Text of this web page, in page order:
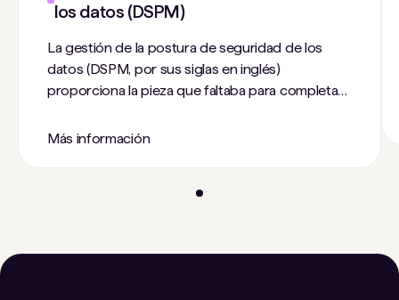
los datos (DSPM)
La gestión de la postura de seguridad de los
datos (DSPM, por sus siglas en inglés)
proporciona la pieza que faltaba para completar
de seguridad: un medio para identificar,
Más información